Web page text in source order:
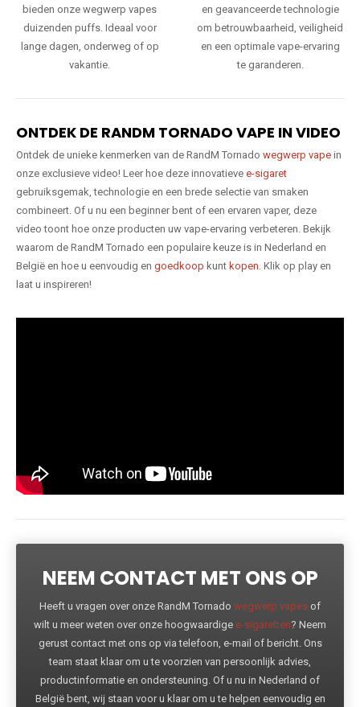
bieden onze wegwerp vapes
duizenden puffs. Ideaal voor
lange dagen, onderweg of op
vakantie.
en geavanceerde technologie
om betrouwbaarheid, veiligheid
en een optimale vape-ervaring
te garanderen.
ONTDEK DE RANDM TORNADO VAPE IN VIDEO
Ontdek de unieke kenmerken van de RandM Tornado wegwerp vape in
onze exclusieve video! Leer hoe deze innovatieve e-sigaret
gebruiksgemak, technologie en een brede selectie van smaken
combineert. Of u nu een beginner bent of een ervaren vaper, deze
video toont hoe onze producten uw vape-ervaring verbeteren. Bekijk
waarom de RandM Tornado een populaire keuze is in Nederland en
België en hoe u eenvoudig en goedkoop kunt kopen. Klik op play en
laat u inspireren!
NEEM CONTACT MET ONS OP
Heeft u vragen over onze RandM Tornado wegwerp vapes of
wilt u meer weten over onze hoogwaardige e-sigaretten? Neem
gerust contact met ons op via telefoon, e-mail of bericht. Ons
team staat klaar om u te voorzien van persoonlijk advies,
productinformatie en ondersteuning. Of u nu in Nederland of
België bent, wij staan voor u klaar om u te helpen eenvoudig en